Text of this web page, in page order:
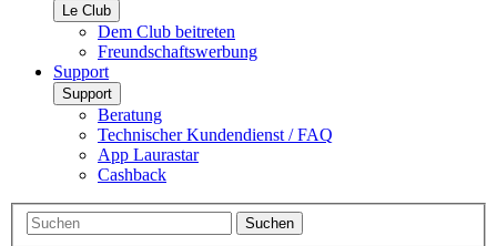
Le Club
Dem Club beitreten
Freundschaftswerbung
Support
Support
Beratung
Technischer Kundendienst / FAQ
App Laurastar
Cashback
Suchen